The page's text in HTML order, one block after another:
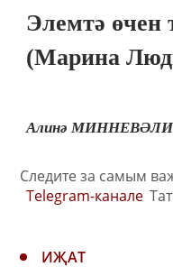
Элемтә өчен
(Марина
Алинә
Следите за самым
Telegram-канале
ИҖАТ